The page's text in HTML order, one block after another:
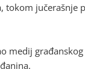
tokom jučerašnje
medij